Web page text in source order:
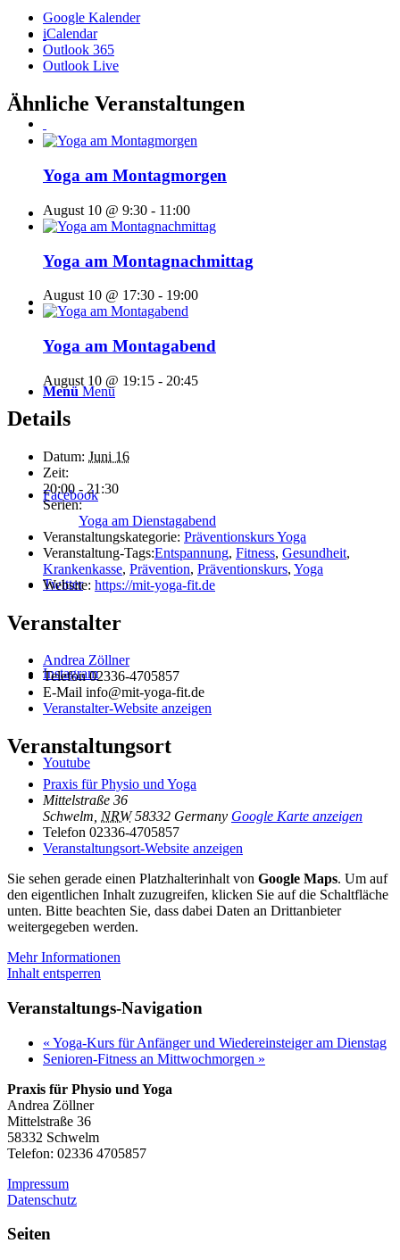
Menü Menü
Facebook
Twitter
Instagram
Youtube
Google Kalender
iCalendar
Outlook 365
Outlook Live
Ähnliche Veranstaltungen
Yoga am Montagmorgen
August 10 @ 9:30 - 11:00
Yoga am Montagnachmittag
August 10 @ 17:30 - 19:00
Yoga am Montagabend
August 10 @ 19:15 - 20:45
Details
Datum: Juni 16
Zeit:
20:00 - 21:30
Serien:
Yoga am Dienstagabend
Veranstaltungskategorie: Präventionskurs Yoga
Veranstaltung-Tags:Entspannung, Fitness, Gesundheit,
Krankenkasse, Prävention, Präventionskurs, Yoga
Website: https://mit-yoga-fit.de
Veranstalter
Andrea Zöllner
Telefon02336-4705857
E-Mail info@mit-yoga-fit.de
Veranstalter-Website anzeigen
Veranstaltungsort
Praxis für Physio und Yoga
Mittelstraße 36
Schwelm NRW 58332 Germany Google Karte anzeigen
Telefon 02336-4705857
Veranstaltungsort-Website anzeigen
Sie sehen gerade einen Platzhalterinhalt von Google Maps. Um auf
den eigentlichen Inhalt zuzugreifen, klicken Sie auf die Schaltfläche
unten. Bitte beachten Sie, dass dabei Daten an Drittanbieter
weitergegeben werden.
Mehr Informationen
Inhalt entsperren
Veranstaltungs-Navigation
« Yoga-Kurs für Anfänger und Wiedereinsteiger am Dienstag
Senioren-Fitness an Mittwochmorgen »
Praxis für Physio und Yoga
Andrea Zöllner
Mittelstraße 36
58332 Schwelm
Telefon: 02336 4705857
Impressum
Datenschutz
Seiten